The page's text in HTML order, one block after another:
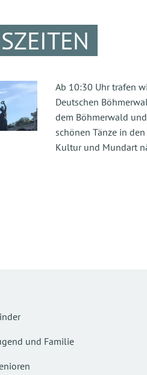
Ab 10:30 Uhr trafen
Deutschen
dem Böhmerwald
schönen Tänze in
Kultur und Mundart
und Familie